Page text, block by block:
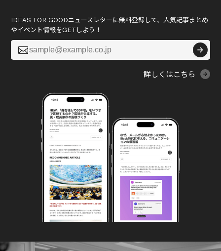
IDEAS FOR GOODニュースレターに無料登録して、人気記事まとめ
やイベント情報をGETしよう！

詳しくはこちら